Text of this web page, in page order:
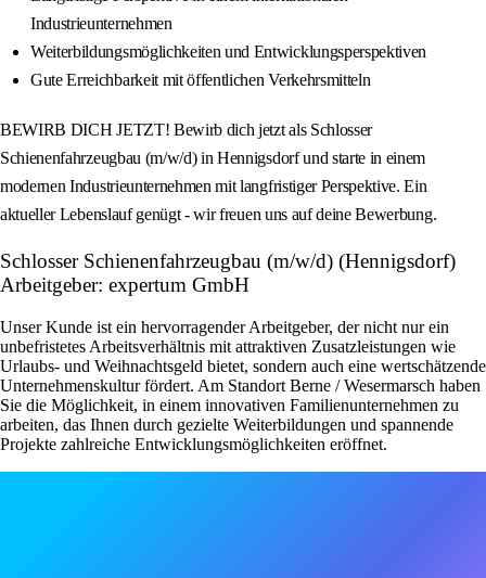
Industrieunternehmen
Weiterbildungsmöglichkeiten und Entwicklungsperspektiven
Gute Erreichbarkeit mit öffentlichen Verkehrsmitteln
BEWIRB DICH JETZT! Bewirb dich jetzt als Schlosser
Schienenfahrzeugbau (m/w/d) in Hennigsdorf und starte in einem
modernen Industrieunternehmen mit langfristiger Perspektive. Ein
aktueller Lebenslauf genügt - wir freuen uns auf deine Bewerbung.
Schlosser Schienenfahrzeugbau (m/w/d) (Hennigsdorf)
Arbeitgeber: expertum GmbH
Unser Kunde ist ein hervorragender Arbeitgeber, der nicht nur ein
unbefristetes Arbeitsverhältnis mit attraktiven Zusatzleistungen wie
Urlaubs- und Weihnachtsgeld bietet, sondern auch eine wertschätzende
Unternehmenskultur fördert. Am Standort Berne / Wesermarsch haben
Sie die Möglichkeit, in einem innovativen Familienunternehmen zu
arbeiten, das Ihnen durch gezielte Weiterbildungen und spannende
Projekte zahlreiche Entwicklungsmöglichkeiten eröffnet.